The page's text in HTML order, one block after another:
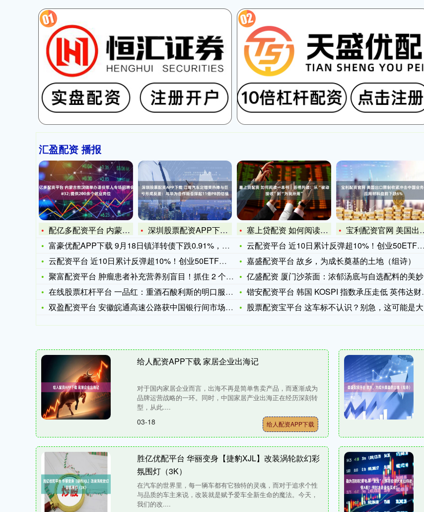
汇盈配资 播报
配亿多配资平台 内蒙古敖汉旗举办退役军人专场招聘会&
深圳股票配资APP下载 江淮汽车定增受热捧与巨亏形成反差：与
富豪优配APP下载 9月18日镇洋转债下跌0.91%，转股溢
云配资平台 近10日累计反弹超10%！创业50ETF（159
聚富配资平台 肿瘤患者补充营养别盲目！抓住 2 个关键阶段就
在线股票杠杆平台 一品红：重酒石酸利斯的明口服溶液获药品注册
双盈配资平台 安徽皖通高速公路获中国银行间市场交易商协会接受
塞上贷配资 如何阅读一本书｜苔栖共读：从“被动接收”到“为我
宝利配资官网 美国出口限制收紧冲击中国业务，应用材料盘前下跌
云配资平台 近10日累计反弹超10%！创业50ETF（159
嘉盛配资平台 故乡，为成长奠基的土地（组诗）
亿盛配资 厦门沙茶面：浓郁汤底与自选配料的美妙融合
锴安配资平台 韩国 KOSPI 指数承压走低 英伟达财报发布
股票配资宝平台 这车标不认识？别急，这可能是大厂在给你发“新
给人配资APP下载 家居企业出海记
对于国内家居企业而言，出海不再是简单售卖产品，而逐渐成为
品牌运营战略的一环。同时，中国家居产业出海正在经历深刻转
型，从此....
03-18 给人配资APP下载
胜亿优配平台 华丽变身【捷豹XJL】改装涡轮款幻彩
氛围灯（3K）
在汽车的世界里，每一辆车都有它独特的灵魂，而对于追求个性
与品质的车主来说，改装就是赋予爱车全新生命的魔法。今天，
我们的改....